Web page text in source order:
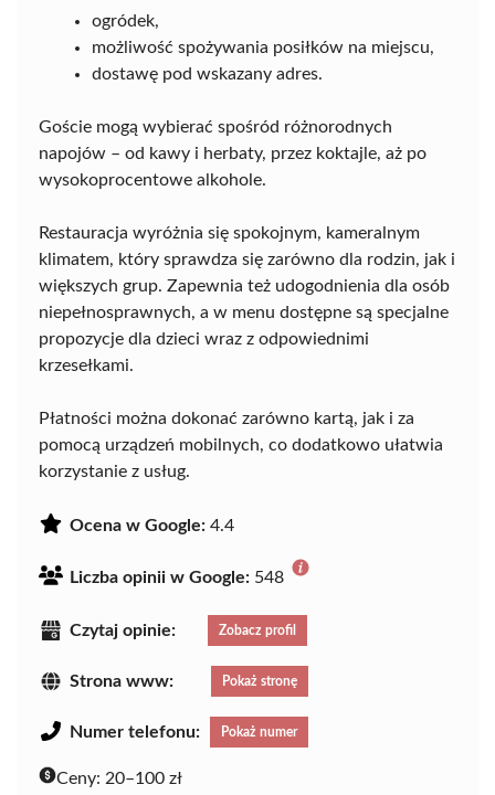
ogródek,
możliwość spożywania posiłków na miejscu,
dostawę pod wskazany adres.
Goście mogą wybierać spośród różnorodnych
napojów – od kawy i herbaty, przez koktajle, aż po
wysokoprocentowe alkohole.
Restauracja wyróżnia się spokojnym, kameralnym
klimatem, który sprawdza się zarówno dla rodzin, jak i
większych grup. Zapewnia też udogodnienia dla osób
niepełnosprawnych, a w menu dostępne są specjalne
propozycje dla dzieci wraz z odpowiednimi
krzesełkami.
Płatności można dokonać zarówno kartą, jak i za
pomocą urządzeń mobilnych, co dodatkowo ułatwia
korzystanie z usług.
Ocena w Google: 4.4
Liczba opinii w Google: 548
Czytaj opinie: Zobacz profil
Strona www: Pokaż stronę
Numer telefonu: Pokaż numer
Ceny: 20–100 zł